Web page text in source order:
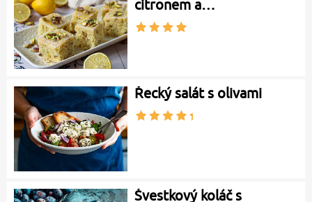
citronem a…
Řecký salát s olivami
Švestkový koláč s